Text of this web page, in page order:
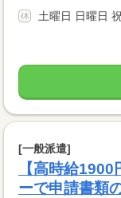
土曜日 日曜日
[一般派遣]
【高時給
ーで申請書類